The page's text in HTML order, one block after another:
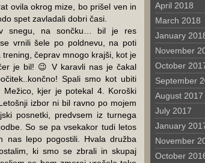
ovila okrog mize, bo prišel ven in
spet zavladali dobri časi.
snegu, na sončku… bil je res
vrnili šele po poldnevu, na poti
čeprav mnogo krajši, kot je
je bil! 😉 V karavli nas je čakal
Spali smo kot ubiti
kjer je potekal 4. Koroški
izbor ni bil ravno po mojem
posnetki, predvsem iz turnega
So se pa vsekakor tudi letos
nas lepo pogostili. Hvala družba
ki smo se zbrali in skupaj
April 2018
March 2018
January
November
October
September
August 2017
July 2017
January
November
October